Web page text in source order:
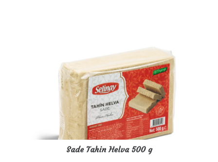
Sade Tahin Helva 500 g